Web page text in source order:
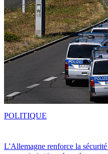
L'Allemagne renforce la
POLITIQUE